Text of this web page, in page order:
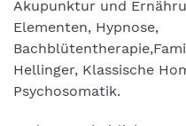
Akupunktur und
Elementen, Hypnose,
Hellinger, Klassische
Psychosomatik.